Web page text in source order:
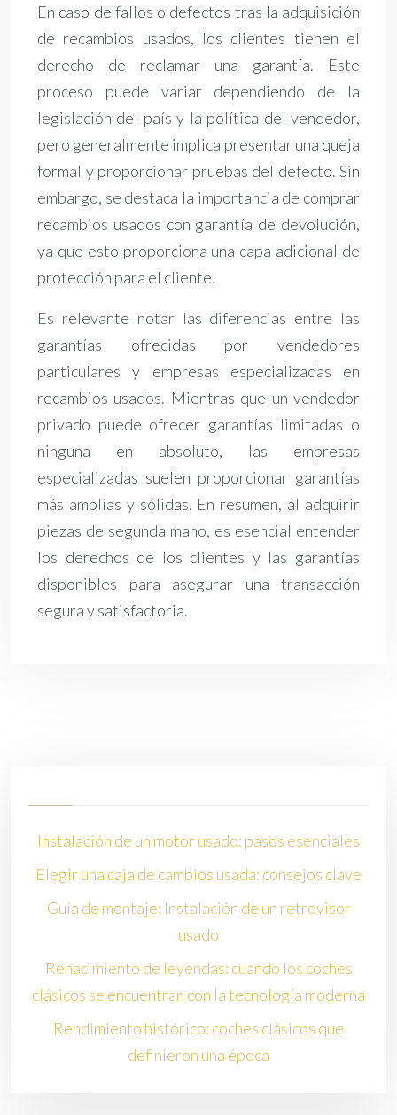
En caso de fallos o defectos tras la adquisición
de recambios usados, los clientes tienen el
derecho de reclamar una garantía. Este
proceso puede variar dependiendo de la
legislación del país y la política del vendedor,
pero generalmente implica presentar una queja
formal y proporcionar pruebas del defecto. Sin
embargo, se destaca la importancia de comprar
recambios usados con garantía de devolución,
ya que esto proporciona una capa adicional de
protección para el cliente.
Es relevante notar las diferencias entre las
garantías ofrecidas por vendedores
particulares y empresas especializadas en
recambios usados. Mientras que un vendedor
privado puede ofrecer garantías limitadas o
ninguna en absoluto, las empresas
especializadas suelen proporcionar garantías
más amplias y sólidas. En resumen, al adquirir
piezas de segunda mano, es esencial entender
los derechos de los clientes y las garantías
disponibles para asegurar una transacción
segura y satisfactoria.
Instalación de un motor usado: pasos esenciales
Elegir una caja de cambios usada: consejos clave
Guía de montaje: Instalación de un retrovisor
usado
Renacimiento de leyendas: cuando los coches
clásicos se encuentran con la tecnología moderna
Rendimiento histórico: coches clásicos que
definieron una época